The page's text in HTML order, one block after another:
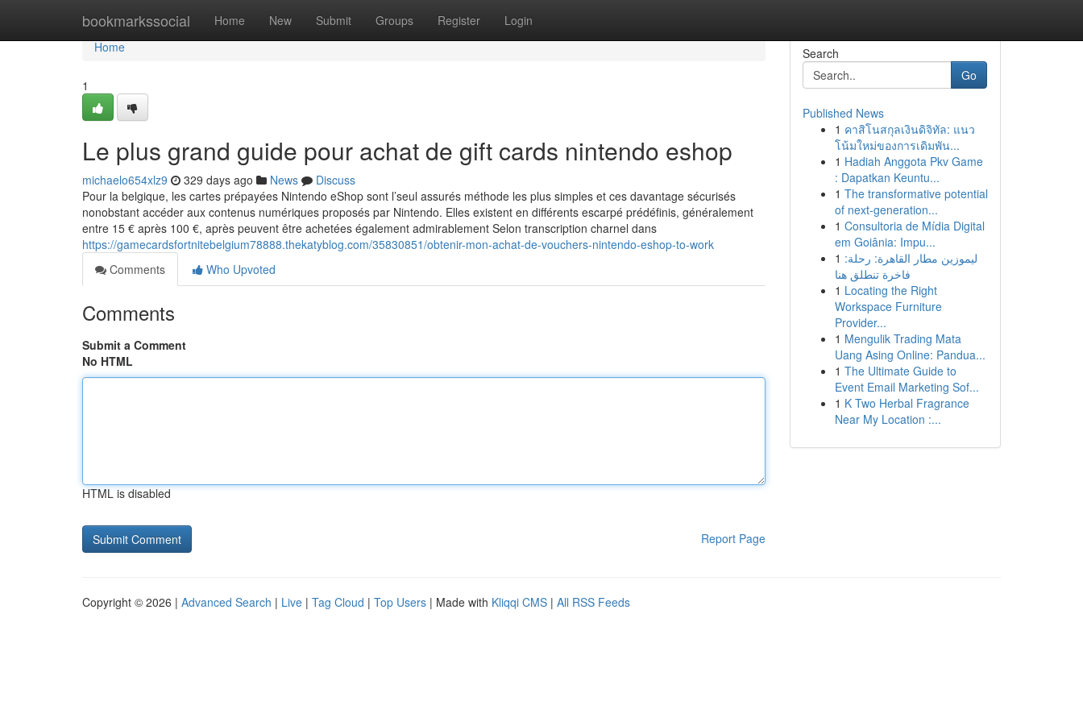
bookmarkssocial Home New Submit Groups Register Login
Home
Home
1
Le plus grand guide pour achat de gift cards nintendo eshop
michaelo654xlz9 329 days ago News
Discuss
Pour la belgique, les cartes prépayées Nintendo eShop sont l’seul assurés méthode les plus simples et ces davantage sécurisés
nonobstant accéder aux contenus numériques proposés par Nintendo. Elles existent en différents escarpé prédéfinis, généralement
entre 15 € après 100 €, après peuvent être achetées également admirablement Selon transcription charnel dans
https://gamecardsfortnitebelgium78888.thekatyblog.com/35830851/obtenir-mon-achat-de-vouchers-nintendo-eshop-to-work
Comments
Who Upvoted
Comments
Submit a Comment
No HTML
HTML is disabled
Report Page
Search
Go
Published News
1 คาสิโนสกุลเงินดิจิทัล: แนว
โน้มใหม่ของการเดิมพัน...
1 Hadiah Anggota Pkv Game
: Dapatkan Keuntu...
1 The transformative potential
of next-generation...
1 Consultoria de Mídia Digital
em Goiânia: Impu...
1 ليموزين مطار القاهرة: رحلة:
فاخرة تنطلق هنا
1 Locating the Right
Workspace Furniture
Provider...
1 Mengulik Trading Mata
Uang Asing Online: Pandua...
1 The Ultimate Guide to
Event Email Marketing Sof...
1 K Two Herbal Fragrance
Near My Location :...
Copyright © 2026 | Advanced Search | Live | Tag Cloud | Top Users | Made with Kliqqi CMS | All RSS Feeds